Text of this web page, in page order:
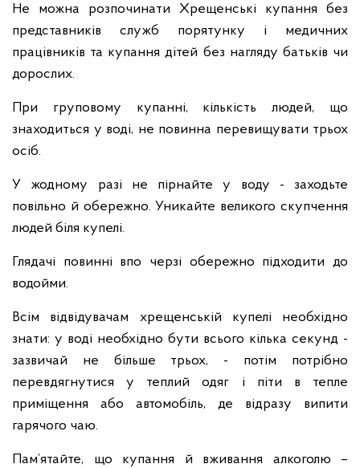
Не можна розпочинати Хрещенські купання без
представників служб порятунку і медичних
працівників та купання дітей без нагляду батьків чи
дорослих.
При груповому купанні, кількість людей, що
знаходиться у воді, не повинна перевищувати трьох
осіб.
У жодному разі не пірнайте у воду - заходьте
повільно й обережно. Уникайте великого скупчення
людей біля купелі.
Глядачі повинні впо черзі обережно підходити до
водойми.
Всім відвідувачам хрещенській купелі необхідно
знати: у воді необхідно бути всього кілька секунд -
зазвичай не більше трьох, - потім потрібно
перевдягнутися у теплий одяг і піти в тепле
приміщення або автомобіль, де відразу випити
гарячого чаю.
Пам’ятайте, що купання й вживання алкоголю –